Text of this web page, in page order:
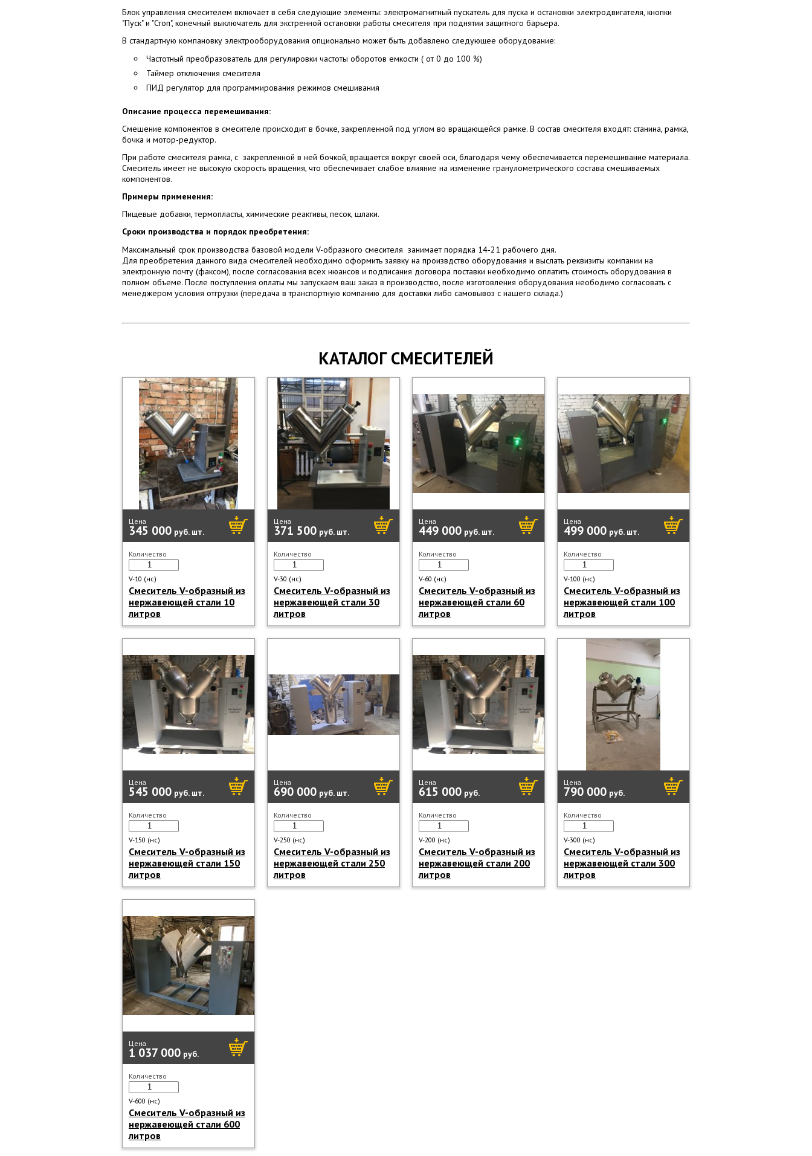
Блок управления смесителем включает в себя следующие элементы: электромагнитный пускатель для пуска и остановки электродвигателя, кнопки
"Пуск" и "Стоп", конечный выключатель для экстренной остановки работы смесителя при поднятии защитного барьера.
В стандартную компановку электрооборудования опционально может быть добавлено следующее оборудование:
Частотный преобразователь для регулировки частоты оборотов емкости ( от 0 до 100 %)
Таймер отключения смесителя
ПИД регулятор для программирования режимов смешивания
Описание процесса перемешивания:
Смешение компонентов в смесителе происходит в бочке, закрепленной под углом во вращающейся рамке. В состав смесителя входят: станина, рамка,
бочка и мотор-редуктор.
При работе смесителя рамка, с закрепленной в ней бочкой, вращается вокруг своей оси, благодаря чему обеспечивается перемешивание материала.
Смеситель имеет не высокую скорость вращения, что обеспечивает слабое влияние на изменение гранулометрического состава смешиваемых
компонентов.
Примеры применения:
Пищевые добавки, термопласты, химические реактивы, песок, шлаки.
Сроки производства и порядок преобретения:
Максимальный срок производства базовой модели V-образного смесителя занимает порядка 14-21 рабочего дня.
Для преобретения данного вида смесителей необходимо оформить заявку на произвдство оборудования и выслать реквизиты компании на
электронную почту (факсом), после согласования всех нюансов и подписания договора поставки необходимо оплатить стоимость оборудования в
полном объеме. После поступления оплаты мы запускаем ваш заказ в производство, после изготовления оборудования неободимо согласовать с
менеджером условия отгрузки (передача в транспортную компанию для доставки либо самовывоз с нашего склада.)
КАТАЛОГ СМЕСИТЕЛЕЙ
Цена
345 000 руб. шт.
Количество
V-10 (нс)
Смеситель V-образный из
нержавеющей стали 10
литров
Цена
371 500 руб. шт.
Количество
V-30 (нс)
Смеситель V-образный из
нержавеющей стали 30
литров
Цена
449 000 руб. шт.
Количество
V-60 (нс)
Смеситель V-образный из
нержавеющей стали 60
литров
Цена
499 000 руб. шт.
Количество
V-100 (нс)
Смеситель V-образный из
нержавеющей стали 100
литров
Цена
545 000 руб. шт.
Количество
V-150 (нс)
Смеситель V-образный из
нержавеющей стали 150
литров
Цена
690 000 руб. шт.
Количество
V-250 (нс)
Смеситель V-образный из
нержавеющей стали 250
литров
Цена
615 000 руб.
Количество
V-200 (нс)
Смеситель V-образный из
нержавеющей стали 200
литров
Цена
790 000 руб.
Количество
V-300 (нс)
Смеситель V-образный из
нержавеющей стали 300
литров
Цена
1 037 000 руб.
Количество
V-600 (нс)
Смеситель V-образный из
нержавеющей стали 600
литров